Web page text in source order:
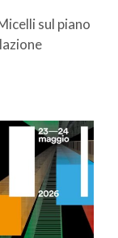
sul piano